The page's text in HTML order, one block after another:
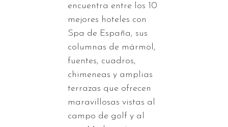
encuentra entre los 10
mejores hoteles con
Spa de España, sus
columnas de mármol,
fuentes, cuadros,
chimeneas y amplias
terrazas que ofrecen
maravillosas vistas al
campo de golf y al